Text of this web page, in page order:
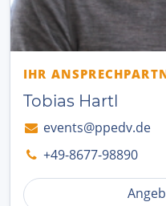
IHR
Tobias Hartl
events@ppedv.de
+49-8677-98890